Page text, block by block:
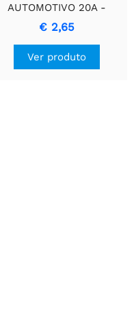
AUTOMOTIVO 20A -
Fusível de 20 Amp para
Proteção de Fiação
€ 2,65
Ver produto